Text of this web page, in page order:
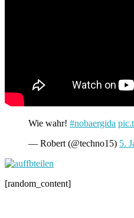
Wie wahr! #nobaergida
— Robert (@techno15) 5.
[random_content]